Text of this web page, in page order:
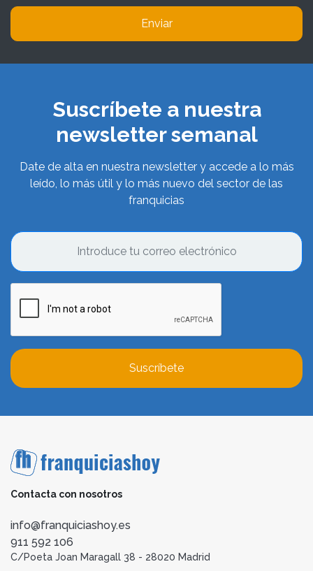
Enviar
Suscríbete a nuestra
newsletter semanal
Date de alta en nuestra newsletter y accede a lo más
leído, lo más útil y lo más nuevo del sector de las
franquicias
Suscríbete
Contacta con nosotros
info@franquiciashoy.es
911 592 106
C/Poeta Joan Maragall 38 - 28020 Madrid